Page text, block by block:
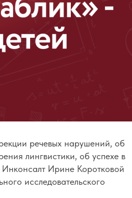
речевых нарушений, об
лингвистики, об успехе в
Ирине Коротковой
исследовательского